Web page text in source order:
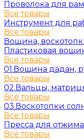
Проволока для
Все товары
Инструмент для
Все товары
Вощина,
Пластиковая
Все товары
01.Вощина дадан,
Все товары
02.Вальцы,
Все товары
03.Воскотопки
Все товары
Пресса для отжима
Все товары